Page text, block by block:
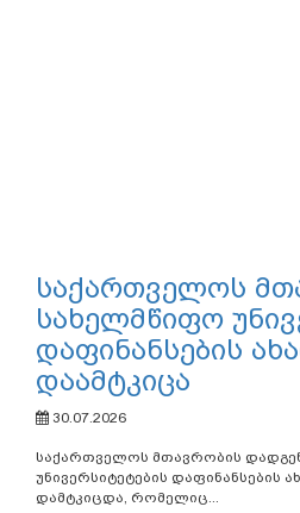
საქართველოს
სახელმწიფო
დაფინანსების
დაამტკიცა
30.07.2026
საქართველოს მთავრობის
უნივერსიტეტების დაფინანსების
დამტკიცდა, რომელიც...